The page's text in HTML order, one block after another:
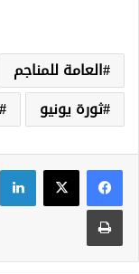
العامة للمناجم
ثورة يونيو